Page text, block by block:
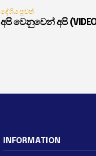
දේශීය පුවත්
අපි වෙනුවෙන් අපි
INFORMATION